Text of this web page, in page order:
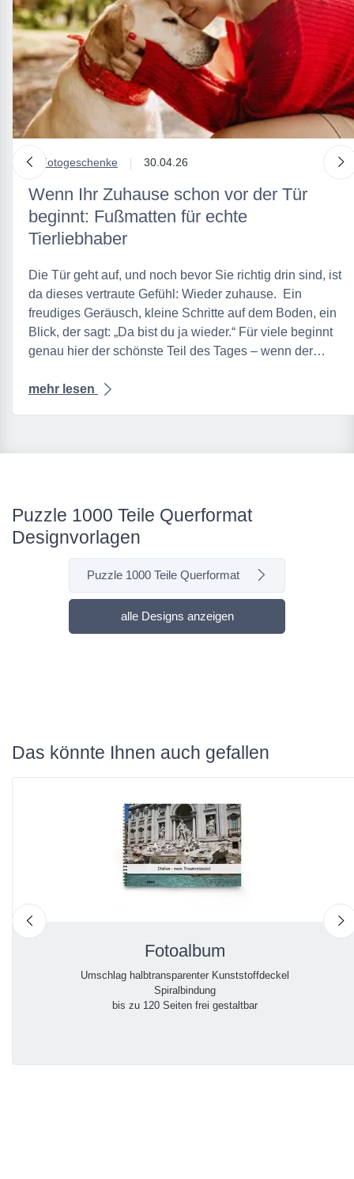
nach links
in Fotogeschenke 30.04.26
Wenn Ihr Zuhause schon vor der Tür
beginnt: Fußmatten für echte
Tierliebhaber
Die Tür geht auf, und noch bevor Sie richtig drin sind, ist
da dieses vertraute Gefühl: Wieder zuhause. Ein
freudiges Geräusch, kleine Schritte auf dem Boden, ein
Blick, der sagt: „Da bist du ja wieder.“ Für viele beginnt
genau hier der schönste Teil des Tages – wenn der…
mehr lesen
Puzzle 1000 Teile Querformat
Designvorlagen
Puzzle 1000 Teile Querformat
alle Designs anzeigen
Das könnte Ihnen auch gefallen
Fotoalbum
Umschlag halbtransparenter Kunststoffdeckel
Spiralbindung
bis zu 120 Seiten frei gestaltbar